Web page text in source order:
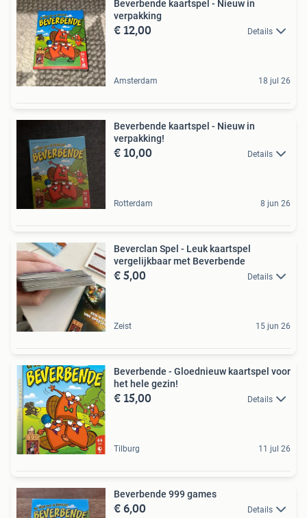
Beverbende kaartspel - Nieuw in
verpakking
€ 12,00 Details
Amsterdam 18 jul 26
Beverbende kaartspel - Nieuw in
verpakking!
€ 10,00 Details
Rotterdam 8 jun 26
Beverclan Spel - Leuk kaartspel
vergelijkbaar met Beverbende
€ 5,00 Details
Zeist 15 jun 26
Beverbende - Gloednieuw kaartspel voor
het hele gezin!
€ 15,00 Details
Tilburg 11 jul 26
Beverbende 999 games
€ 6,00 Details